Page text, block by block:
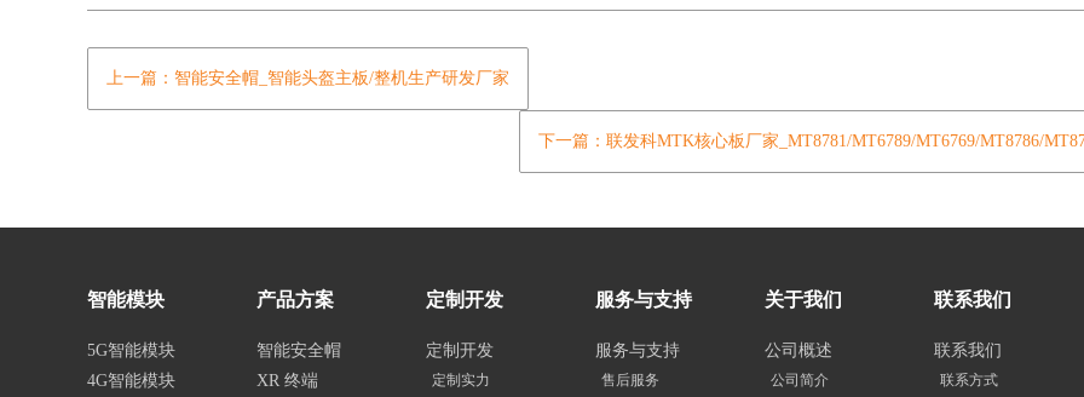
上一篇：智能安全帽_智能头盔主板/整机生产研发厂家
下一篇：联发科MTK核心板厂家_MT8781/MT6789/MT6769/MT8786/
智能模块
5G智能模块
4G智能模块
产品方案
智能安全帽
XR 终端
定制开发
定制开发
定制实力
服务与支持
服务与支持
售后服务
关于我们
公司概述
公司简介
联系我们
联系我们
联系方式